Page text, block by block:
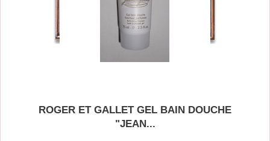
ROGER ET GALLET GEL BAIN DOUCHE
"JEAN...